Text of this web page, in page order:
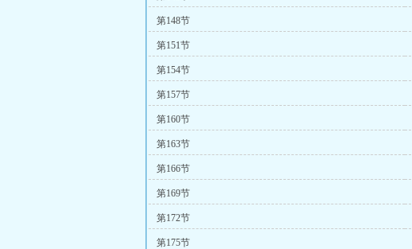
第148节
第151节
第154节
第157节
第160节
第163节
第166节
第169节
第172节
第175节